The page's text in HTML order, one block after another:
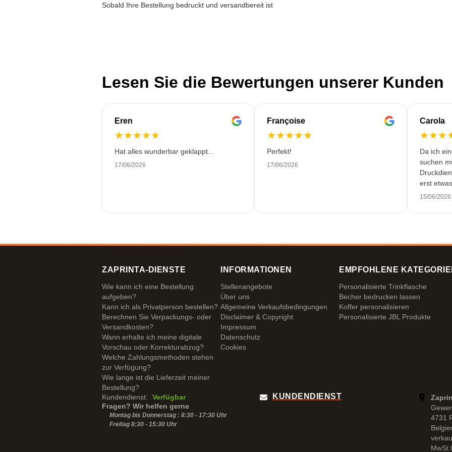
Sobald Ihre Bestellung bedruckt und versandbereit ist
Lesen Sie die Bewertungen unserer Kunden
Eren
★★★★★
Hat alles wunderbar geklappt...
17/06/2026
Françoise
★★★★★
Perfekt!
17/06/2026
Carola
★★★
Da ich
suchen
erst
Trotzdem
15/06/2026
ZAPRINTA-DIENSTE
Wie kann ich eine Bestellung
aufgeben?
Kann ich als Privatperson bestellen?
Berechnen Sie Verpackungs- oder
Versandkosten?
Wann erhalte ich meine digitale
Vorschau oder Korrekturabzug?
Welche Zahlungsmethoden stehen
zur Verfügung?
Wie lange ist die Lieferzeit meiner
Bestellung?
INFORMATIONEN
Stellenangebote
Über uns
Allgemeine Verkaufsbedingungen
Disclaimer & Copyright
Impressum
Datenschutz
Cookies
EMPFOHLENE
Personalisierte Trinkflasche
Becher bedrucken lassen
Koffer personalisieren
Personalisierte JBL Produkte
Kundendienst:
Verfügbar
Fragen? Wir helfen gerne
Montag bis Donnerstag : 8:30 - 17:30 Uhr
Freitag 8:30 - 15:30 Uhr
KUNDENDIENST
4731